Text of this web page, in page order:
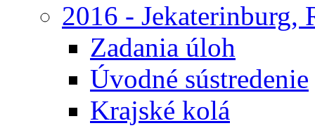
2016 - Jekaterinburg,
Zadania úloh
Úvodné sústredenie
Krajské kolá